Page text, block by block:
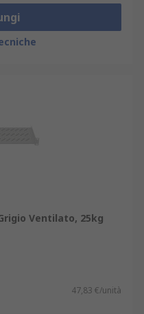
il server.È
accessori per
per
Ventilato, 25kg
47,83 €/unità